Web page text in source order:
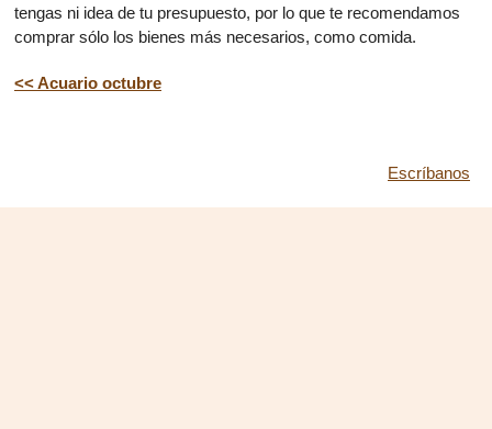
tengas ni idea de tu presupuesto, por lo que te recomendamos
comprar sólo los bienes más necesarios, como comida.
<< Acuario octubre
Escríbanos